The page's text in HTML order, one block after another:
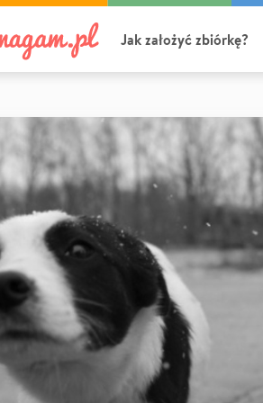
Jak założyć zbiórkę?